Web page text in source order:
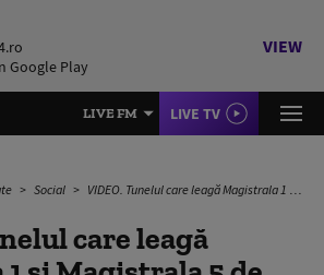
Google Play
VIEW
LIVE FM LIVE TV
Social VIDEO. Tunelul care leagă Magistrala 1 şi Magistrala 5 de metrou a fost finalizat
care leagă